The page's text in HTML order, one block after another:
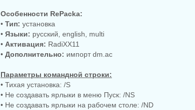
Особенности RePacka:
• Тип: установка
• Языки: русский, english, multi
• Активация: RadiXX11
• Дополнительно: импорт dm.ac
Параметры командной строки:
• Тихая установка: /S
• Не создавать ярлыки в меню Пуск: /NS
• Не создавать ярлыки на рабочем столе: /ND